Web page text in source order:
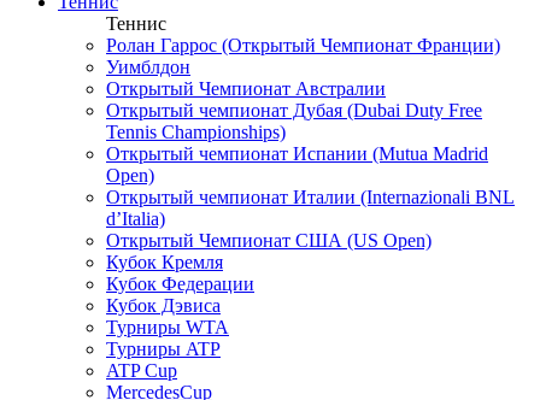
Теннис
Ролан Гаррос (Открытый Чемпионат Франции)
Уимблдон
Открытый Чемпионат Австралии
Открытый чемпионат Дубая (Dubai Duty Free
Tennis Championships)
Открытый чемпионат Испании (Mutua Madrid
Open)
Открытый чемпионат Италии (Internazionali BNL
d’Italia)
Открытый Чемпионат США (US Open)
Кубок Кремля
Кубок Федерации
Кубок Дэвиса
Турниры WTA
Турниры ATP
ATP Cup
MercedesCup